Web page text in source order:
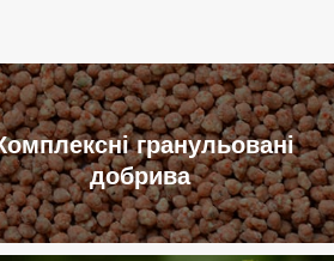
гранульовані
добрива